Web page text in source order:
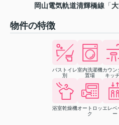
岡山電気軌道清輝橋線 「
物件の特徴
バストイレ
別
室内洗濯機
置場
カウン
キッ
浴室乾燥機オートロッ
ク
エレベ
ー